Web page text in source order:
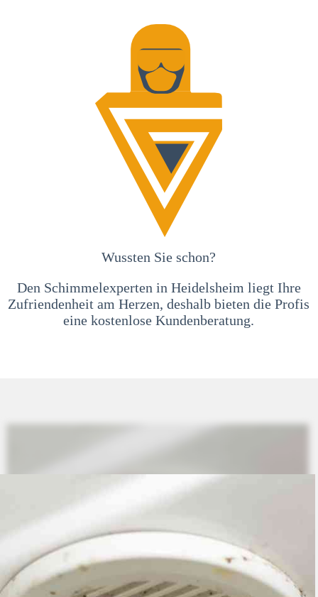
Wussten Sie schon?
Den Schimmelexperten in Heidelsheim liegt Ihre
Zufriendenheit am Herzen, deshalb bieten die Profis
eine kostenlose Kundenberatung.